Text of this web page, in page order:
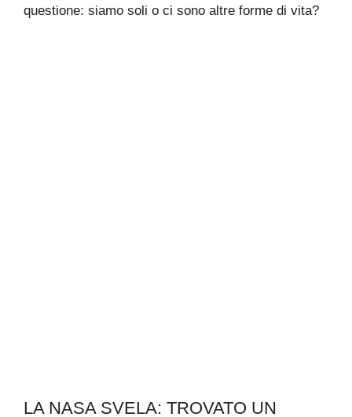
questione: siamo soli o ci sono altre forme di vita?
LA NASA SVELA: TROVATO UN